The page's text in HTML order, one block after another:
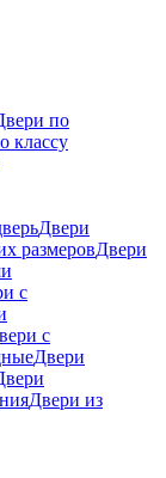
по
классу
Двери
размеровДвери
с
с
Двери
Двери из